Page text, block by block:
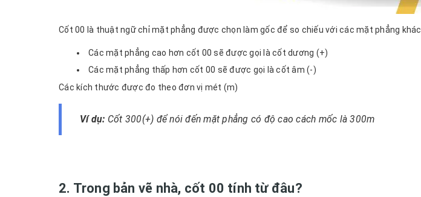
Cốt 00 là thuật ngữ chỉ mặt phẳng được chọn làm gốc để so chiếu với các mặt phẳng khác.
Các mặt phẳng cao hơn cốt 00 sẽ được gọi là cốt dương (+)
Các mặt phẳng thấp hơn cốt 00 sẽ được gọi là cốt âm (-)
Các kích thước được đo theo đơn vị mét (m)
Ví dụ: Cốt 300(+) để nói đến mặt phẳng có độ cao cách mốc là 300m
2. Trong bản vẽ nhà, cốt 00 tính từ đâu?